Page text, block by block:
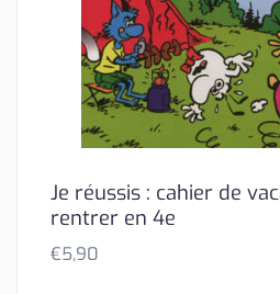
Je réussis : cahier de
rentrer en 4e
€5,90